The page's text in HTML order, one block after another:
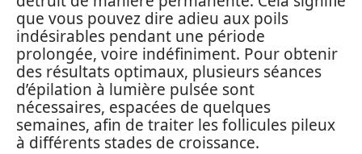
que vous pouvez dire adieu aux poils
indésirables pendant une période
prolongée, voire indéfiniment. Pour obtenir
des résultats optimaux, plusieurs séances
d’épilation à lumière pulsée sont
nécessaires, espacées de quelques
semaines, afin de traiter les follicules pileux
à différents stades de croissance.